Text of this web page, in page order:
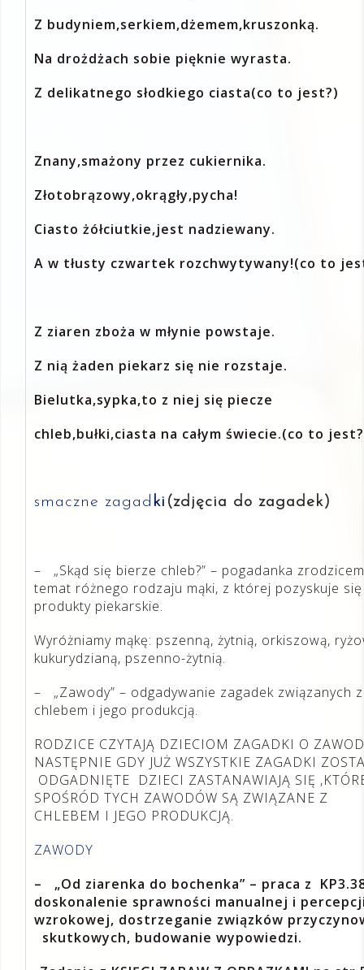
Z budyniem,serkiem,dżemem,kruszonką.
Na drożdżach sobie pięknie wyrasta.
Z delikatnego słodkiego ciasta(co to jest?)
Znany,smażony przez cukiernika.
Złotobrązowy,okrągły,pycha!
Ciasto żółciutkie,jest nadziewany.
A w tłusty czwartek rozchwytywany!(co to
Z ziaren zboża w młynie powstaje.
Z nią żaden piekarz się nie rozstaje.
Bielutka,sypka,to z niej się piecze
chleb,bułki,ciasta na całym świecie.(co to
smaczne zagad ki (zdjęcia do zagadek)
– „Skąd się bierze chleb?” – pogadanka
temat różnego rodzaju mąki, z której pozyskuje się
produkty piekarskie.
Wyróżniamy mąkę: pszenną, żytnią, orkiszową,
kukurydzianą, pszenno-żytnią.
– „Zawody” – odgadywanie zagadek związanych z
chlebem i jego produkcją.
RODZICE CZYTAJĄ DZIECIOM ZAGADKI O
NASTĘPNIE GDY JUŻ WSZYSTKIE ZAGADKI
ODGADNIĘTE DZIECI ZASTANAWIAJĄ SIĘ
SPOŚRÓD TYCH ZAWODÓW SĄ ZWIĄZANE Z
CHLEBEM I JEGO PRODUKCJĄ.
ZAWODY
– „Od ziarenka do bochenka” – praca z
doskonalenie sprawności manualnej i
wzrokowej, dostrzeganie związków
skutkowych, budowanie wypowiedzi.